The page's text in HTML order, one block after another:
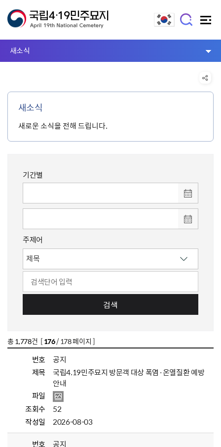
새소식
새소식
새로운 소식을 전해 드립니다.
기간별
주제어
검색
총 1,778건 [176/ 178 페이지 ]
번호
공지
제목
국립4.19민주묘지 방문객 대상 폭염·온열질환 예방
안내
파일
조회수
52
작성일
2026-08-03
번호
공지